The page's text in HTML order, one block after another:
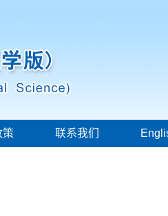
策 联系我们